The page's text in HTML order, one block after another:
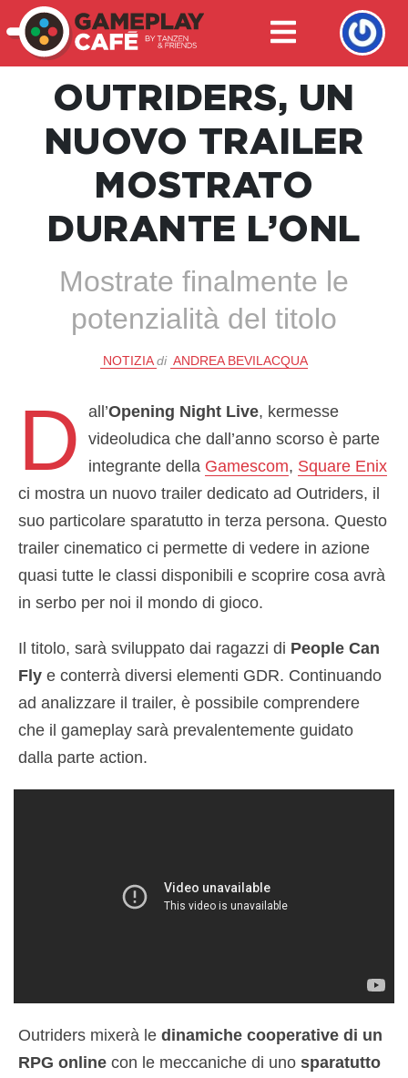
OUTRIDERS, UN
NUOVO TRAILER
MOSTRATO
DURANTE L’ONL
Mostrate finalmente le
potenzialità del titolo
NOTIZIA di ANDREA BEVILACQUA
D all’Opening Night Live, kermesse
videoludica che dall’anno scorso è parte
integrante della Gamescom, Square Enix
ci mostra un nuovo trailer dedicato ad Outriders, il
suo particolare sparatutto in terza persona. Questo
trailer cinematico ci permette di vedere in azione
quasi tutte le classi disponibili e scoprire cosa avrà
in serbo per noi il mondo di gioco.
Il titolo, sarà sviluppato dai ragazzi di People Can
Fly e conterrà diversi elementi GDR. Continuando
ad analizzare il trailer, è possibile comprendere
che il gameplay sarà prevalentemente guidato
dalla parte action.
Outriders mixerà le dinamiche cooperative di un
RPG online con le meccaniche di uno sparatutto